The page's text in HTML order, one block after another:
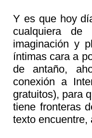
Y es que hoy
cualquiera
imaginación y
íntimas cara a
de antaño,
conexión a
gratuitos), para
tiene fronteras
texto encuentre,